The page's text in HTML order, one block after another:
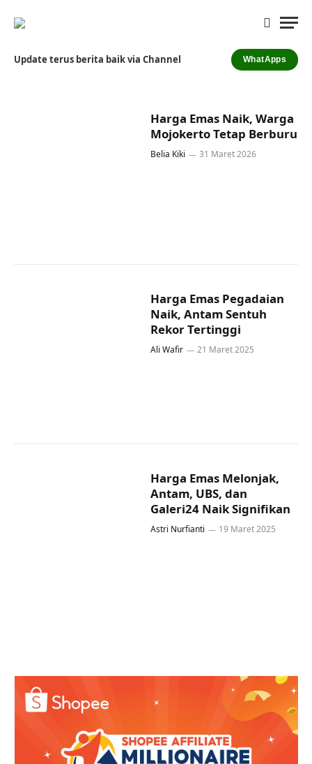
Update terus berita baik via Channel WhatApps
Harga Emas Naik, Warga
Mojokerto Tetap Berburu
Belia Kiki 31 Maret 2026
Harga Emas Pegadaian
Naik, Antam Sentuh
Rekor Tertinggi
Ali Wafir 21 Maret 2025
Harga Emas Melonjak,
Antam, UBS, dan
Galeri24 Naik Signifikan
Astri Nurfianti 19 Maret 2025